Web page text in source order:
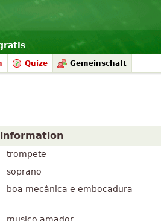
Quize Gemeinschaft
trompete
soprano
boa mecânica e embocadura